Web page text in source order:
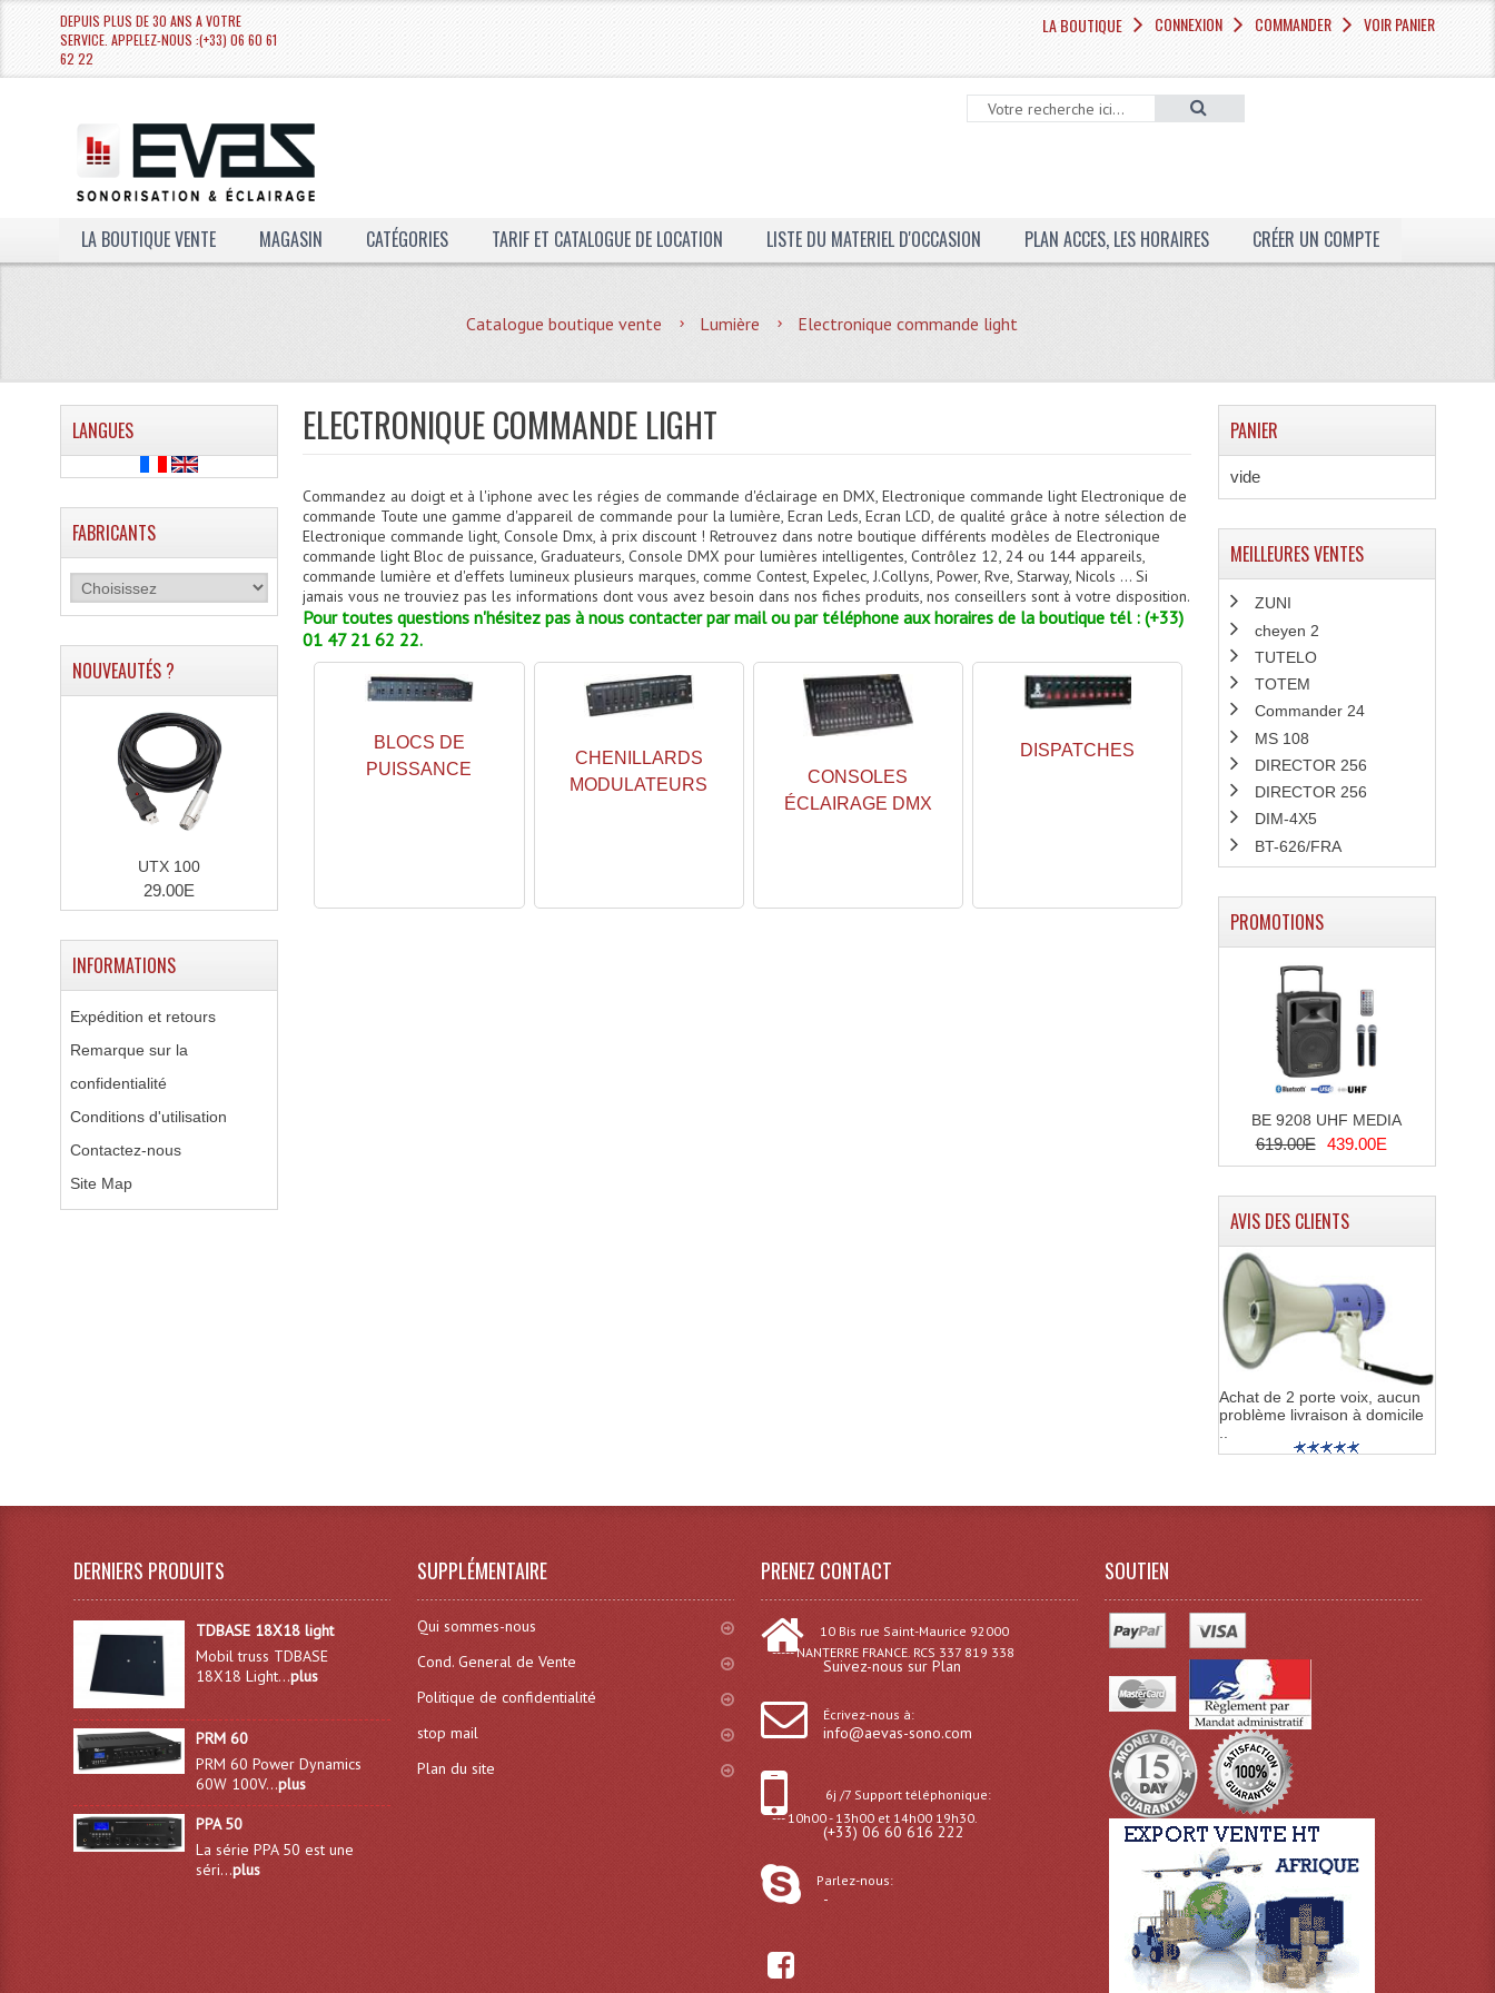
DEPUIS PLUS DE 30 ANS A VOTRE
SERVICE. APPELEZ-NOUS :(+33) 06 60 61
62 22
LA BOUTIQUE CONNEXION COMMANDER VOIR PANIER
LA BOUTIQUE VENTE MAGASIN CATÉGORIES TARIF ET CATALOGUE DE LOCATION LISTE DU MATERIEL D'OCCASION PLAN ACCES, LES HORAIRES CRÉER UN COMPTE
Catalogue boutique vente Lumière Electronique commande light
ELECTRONIQUE COMMANDE LIGHT
Commandez au doigt et à l'iphone avec les régies de commande d'éclairage en DMX, Electronique commande light Electronique de
commande Toute une gamme d'appareil de commande pour la lumière, Ecran Leds, Ecran LCD, de qualité grâce à notre sélection de
Electronique commande light, Console Dmx, à prix discount ! Retrouvez dans notre boutique différents modèles de Electronique
commande light Bloc de puissance, Graduateurs, Console DMX pour lumières intelligentes, Contrôlez 12, 24 ou 144 appareils,
commande lumière et d'effets lumineux plusieurs marques, comme Contest, Expelec, J.Collyns, Power, Rve, Starway, Nicols ... Si
jamais vous ne trouviez pas les informations dont vous avez besoin dans nos fiches produits, nos conseillers sont à votre disposition.
Pour toutes questions n'hésitez pas à nous contacter par mail ou par téléphone aux horaires de la boutique tél : (+33)
01 47 21 62 22.
BLOCS DE
PUISSANCE
CHENILLARDS
MODULATEURS
CONSOLES
ÉCLAIRAGE DMX
DISPATCHES
LANGUES
FABRICANTS
NOUVEAUTÉS ?
UTX 100
29.00E
INFORMATIONS
Expédition et retours
Remarque sur la
confidentialité
Conditions d'utilisation
Contactez-nous
Site Map
PANIER
vide
MEILLEURES VENTES
ZUNI
cheyen 2
TUTELO
TOTEM
Commander 24
MS 108
DIRECTOR 256
DIRECTOR 256
DIM-4X5
BT-626/FRA
PROMOTIONS
BE 9208 UHF MEDIA
619.00E 439.00E
AVIS DES CLIENTS
Achat de 2 porte voix, aucun
problème livraison à domicile
DERNIERS PRODUITS
TDBASE 18X18 light
Mobil truss TDBASE
18X18 Light...plus
PRM 60
PRM 60 Power Dynamics
60W 100V...plus
PPA 50
La série PPA 50 est une
séri...plus
SUPPLÉMENTAIRE
Qui sommes-nous
Cond. General de Vente
Politique de confidentialité
stop mail
Plan du site
PRENEZ CONTACT
10 Bis rue Saint-Maurice 92000
----- NANTERRE FRANCE. RCS 337 819 338
Suivez-nous sur Plan
Écrivez-nous à:
info@aevas-sono.com
6j /7 Support téléphonique:
--- 10h00 - 13h00 et 14h00 19h30.
(+33) 06 60 616 222
Parlez-nous:
-
SOUTIEN